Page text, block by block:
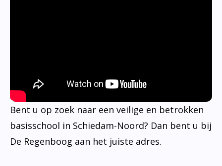
Bent u op zoek naar een veilige en betrokken
basisschool in Schiedam-Noord? Dan bent u bij
De Regenboog aan het juiste adres.